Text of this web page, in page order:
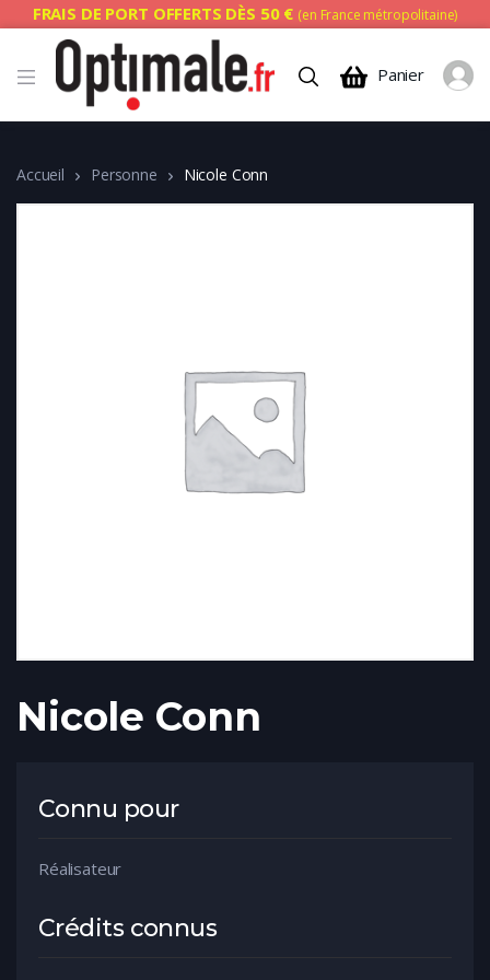
FRAIS DE PORT OFFERTS DÈS 50 € (en France métropolitaine)
Panier
Accueil Personne Nicole Conn
Nicole Conn
Connu pour
Réalisateur
Crédits connus